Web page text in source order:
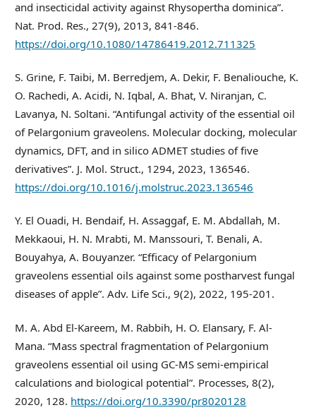
and insecticidal activity against Rhysopertha dominica”.
Nat. Prod. Res., 27(9), 2013, 841-846.
https://doi.org/10.1080/14786419.2012.711325
S. Grine, F. Taibi, M. Berredjem, A. Dekir, F. Benaliouche, K.
O. Rachedi, A. Acidi, N. Iqbal, A. Bhat, V. Niranjan, C.
Lavanya, N. Soltani. “Antifungal activity of the essential oil
of Pelargonium graveolens. Molecular docking, molecular
dynamics, DFT, and in silico ADMET studies of five
derivatives”. J. Mol. Struct., 1294, 2023, 136546.
https://doi.org/10.1016/j.molstruc.2023.136546
Y. El Ouadi, H. Bendaif, H. Assaggaf, E. M. Abdallah, M.
Mekkaoui, H. N. Mrabti, M. Manssouri, T. Benali, A.
Bouyahya, A. Bouyanzer. “Efficacy of Pelargonium
graveolens essential oils against some postharvest fungal
diseases of apple”. Adv. Life Sci., 9(2), 2022, 195-201.
M. A. Abd El-Kareem, M. Rabbih, H. O. Elansary, F. Al-
Mana. “Mass spectral fragmentation of Pelargonium
graveolens essential oil using GC-MS semi-empirical
calculations and biological potential”. Processes, 8(2),
2020, 128. https://doi.org/10.3390/pr8020128